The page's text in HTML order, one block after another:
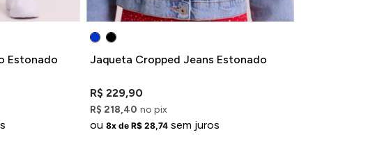
Estonado Jaqueta Cropped Jeans Estonado
R$ 229,90
R$ 218,40 no pix
ou8x de R$ 28,74 sem juros